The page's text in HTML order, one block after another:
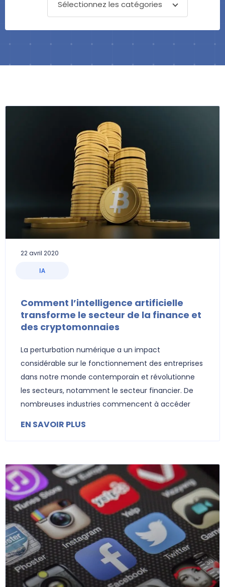
Sélectionnez les catégories
IA
Comment l’intelligence artificielle
transforme le secteur de la finance et
des cryptomonnaies
La perturbation numérique a un impact
considérable sur le fonctionnement des entreprises
dans notre monde contemporain et révolutionne
les secteurs, notamment le secteur financier. De
nombreuses industries commencent à accéder
EN SAVOIR PLUS
22 avril 2020